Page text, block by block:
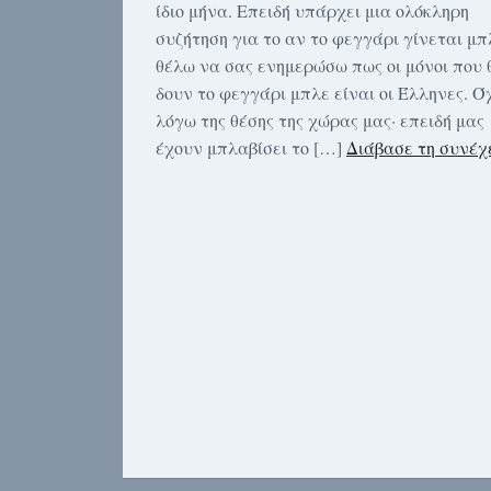
ίδιο μήνα. Επειδή υπάρχει μια ολόκληρη
συζήτηση για το αν το φεγγάρι γίνεται
θέλω να σας ενημερώσω πως οι μόνοι που
δουν το φεγγάρι μπλε είναι οι Έλληνες.
λόγω της θέσης της χώρας μας· επειδή μας
έχουν μπλαβίσει το […] Διάβασε τη